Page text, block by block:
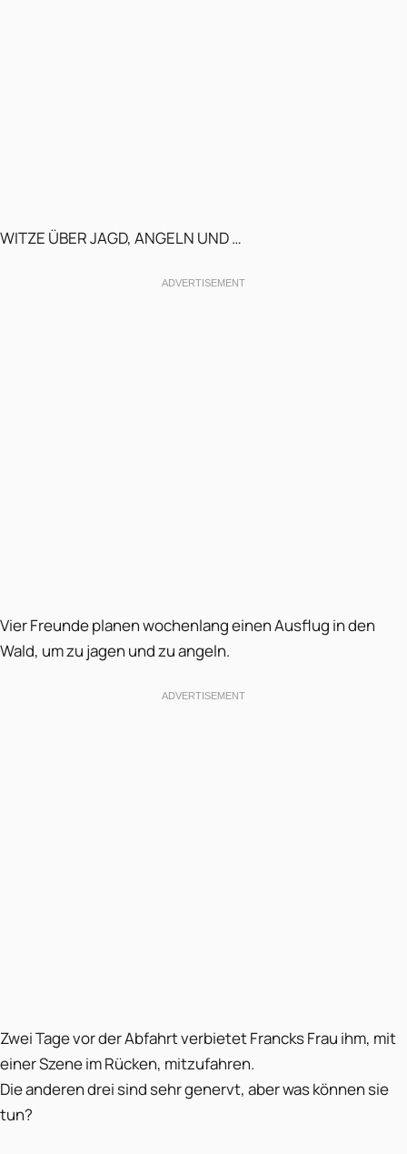
WITZE ÜBER JAGD, ANGELN UND …
Vier Freunde planen wochenlang einen Ausflug in den
Wald, um zu jagen und zu angeln.
Zwei Tage vor der Abfahrt verbietet Francks Frau ihm, mit
einer Szene im Rücken, mitzufahren.
Die anderen drei sind sehr genervt, aber was können sie
tun?